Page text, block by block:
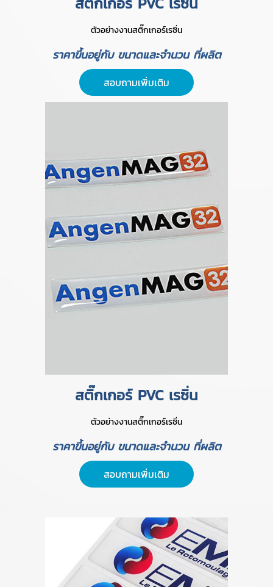
ตัวอย่างงานสติ๊กเกอร์เรซิ่น
ราคาขึ้นอยู่กับ ขนาดและจำนวน ที่ผลิต
สอบถามเพิ่มเติม
สติ๊กเกอร์ PVC เรซิ่น
ตัวอย่างงานสติ๊กเกอร์เรซิ่น
ราคาขึ้นอยู่กับ ขนาดและจำนวน ที่ผลิต
สอบถามเพิ่มเติม